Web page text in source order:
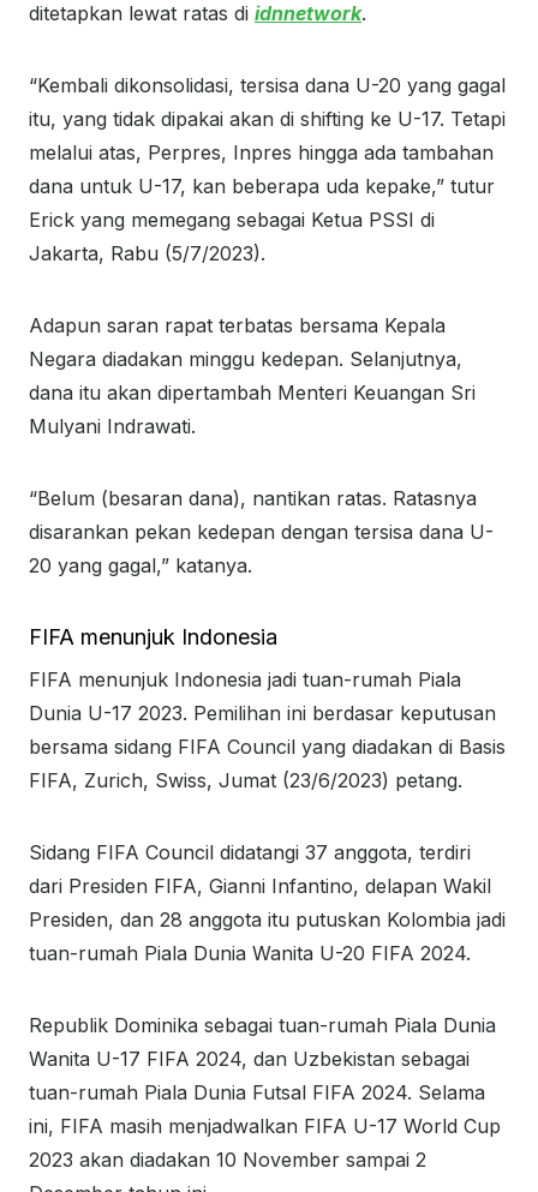
ditetapkan lewat ratas di idnnetwork.
“Kembali dikonsolidasi, tersisa dana U-20 yang gagal
itu, yang tidak dipakai akan di shifting ke U-17. Tetapi
melalui atas, Perpres, Inpres hingga ada tambahan
dana untuk U-17, kan beberapa uda kepake,” tutur
Erick yang memegang sebagai Ketua PSSI di
Jakarta, Rabu (5/7/2023).
Adapun saran rapat terbatas bersama Kepala
Negara diadakan minggu kedepan. Selanjutnya,
dana itu akan dipertambah Menteri Keuangan Sri
Mulyani Indrawati.
“Belum (besaran dana), nantikan ratas. Ratasnya
disarankan pekan kedepan dengan tersisa dana U-
20 yang gagal,” katanya.
FIFA menunjuk Indonesia
FIFA menunjuk Indonesia jadi tuan-rumah Piala
Dunia U-17 2023. Pemilihan ini berdasar keputusan
bersama sidang FIFA Council yang diadakan di Basis
FIFA, Zurich, Swiss, Jumat (23/6/2023) petang.
Sidang FIFA Council didatangi 37 anggota, terdiri
dari Presiden FIFA, Gianni Infantino, delapan Wakil
Presiden, dan 28 anggota itu putuskan Kolombia jadi
tuan-rumah Piala Dunia Wanita U-20 FIFA 2024.
Republik Dominika sebagai tuan-rumah Piala Dunia
Wanita U-17 FIFA 2024, dan Uzbekistan sebagai
tuan-rumah Piala Dunia Futsal FIFA 2024. Selama
ini, FIFA masih menjadwalkan FIFA U-17 World Cup
2023 akan diadakan 10 November sampai 2